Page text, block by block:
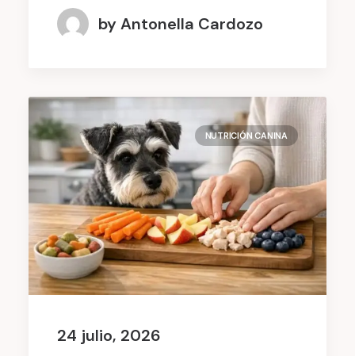
by Antonella Cardozo
NUTRICIÓN CANINA
24 julio, 2026